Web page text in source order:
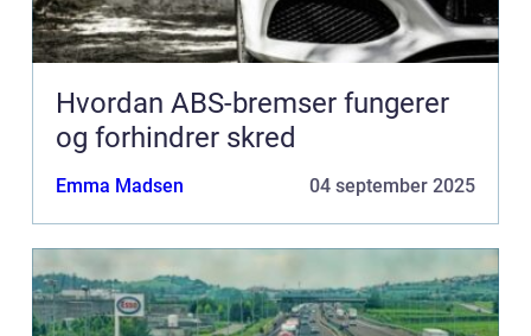
Hvordan ABS-bremser fungerer
og forhindrer skred
Emma Madsen 04 september 2025